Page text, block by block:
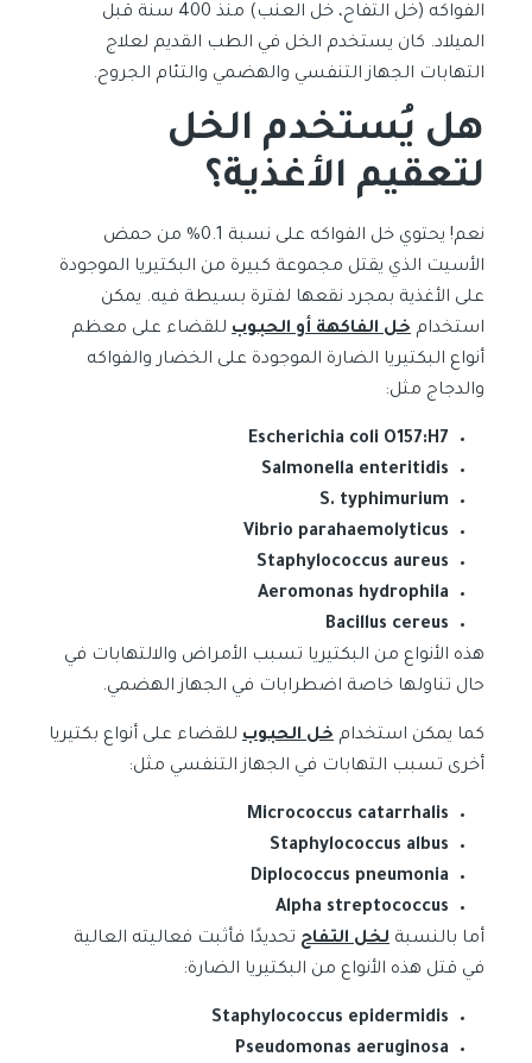
الفواكه (خل التفاح، خل العنب) منذ 400 سنة قبل
الميلاد. كان يستخدم الخل في الطب القديم لعلاج
التهابات الجهاز التنفسي والهضمي والتئام الجروح.
هل يُستخدم الخل
لتعقيم الأغذية؟
نعم! يحتوي خل الفواكه على نسبة 0.1% من حمض
الأسيت الذي يقتل مجموعة كبيرة من البكتيريا الموجودة
على الأغذية بمجرد نقعها لفترة بسيطة فيه. يمكن
استخدام خل الفاكهة أو الحبوب للقضاء على معظم
أنواع البكتيريا الضارة الموجودة على الخضار والفواكه
والدجاج مثل:
Escherichia coli O157:H7
Salmonella enteritidis
S. typhimurium
Vibrio parahaemolyticus
Staphylococcus aureus
Aeromonas hydrophila
Bacillus cereus
هذه الأنواع من البكتيريا تسبب الأمراض والالتهابات في
حال تناولها خاصة اضطرابات في الجهاز الهضمي.
كما يمكن استخدام خل الحبوب للقضاء على أنواع بكتيريا
أخرى تسبب التهابات في الجهاز التنفسي مثل:
Micrococcus catarrhalis
Staphylococcus albus
Diplococcus pneumonia
Alpha streptococcus
أما بالنسبة لخل التفاح تحديدًا فأثبت فعاليته العالية
في قتل هذه الأنواع من البكتيريا الضارة:
Staphylococcus epidermidis
Pseudomonas aeruginosa